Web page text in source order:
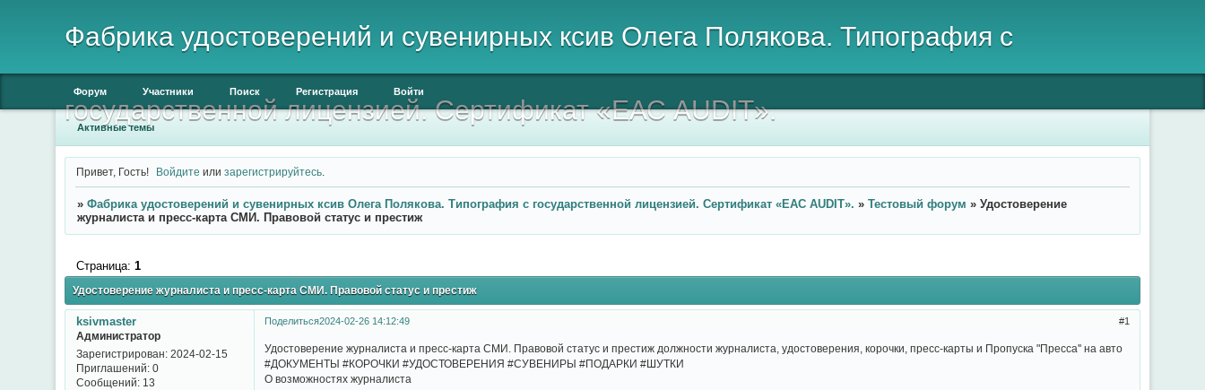
Фабрика удостоверений и сувенирных ксив Олега Полякова. Типография с
государственной лицензией. Сертификат «ЕАС AUDIT».
Форум Участники Поиск Регистрация Войти
Активные темы
Привет, Гость! Войдите илизарегистрируйтесь
» Фабрика удостоверений и сувенирных ксив Олега Полякова. Типография с государственной лицензией. Сертификат «ЕАС AUDIT». » Тестовый форум » Удостоверение
журналиста и пресс-карта СМИ. Правовой статус и престиж
Удостоверение журналиста и пресс-карта СМИ. Правовой статус и престиж
Страница: 1
Поделиться 1
2024-02-26 14:12:49
ksivmaster
Администратор
Зарегистрирован: 2024-02-15
Приглашений:0
Сообщений:13
Удостоверение журналиста и пресс-карта СМИ. Правовой статус и престиж должности журналиста, удостоверения, корочки, пресс-карты и Пропуска "Пресса'' на авто
#ДОКУМЕНТЫ #КОРОЧКИ #УДОСТОВЕРЕНИЯ #СУВЕНИРЫ #ПОДАРКИ #ШУТКИ
О возможностях журналиста